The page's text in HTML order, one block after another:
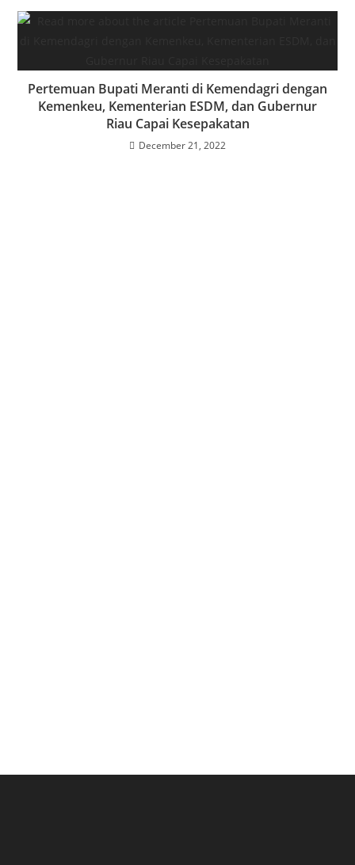
Pertemuan Bupati Meranti di Kemendagri dengan
Kemenkeu, Kementerian ESDM, dan Gubernur
Riau Capai Kesepakatan
December 21, 2022